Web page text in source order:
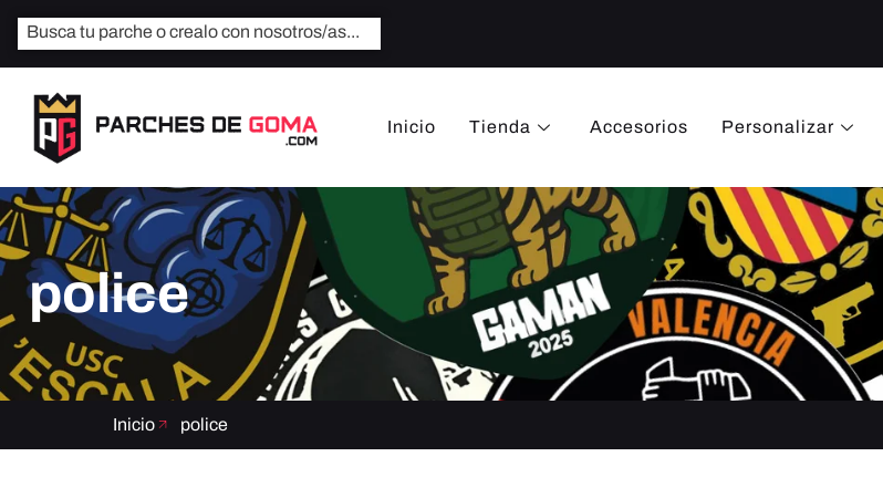
Inicio Tienda Accesorios Personalizar
police
Inicio police